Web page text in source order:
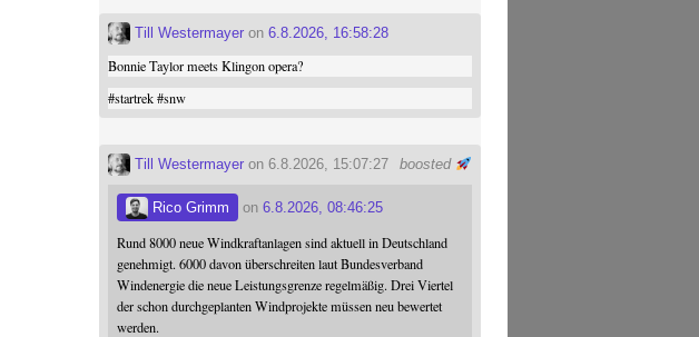
Till Westermayer on6.8.2026, 16:58:28
Bonnie Taylor meets Klingon opera?
#startrek #snw
boosted
Till Westermayer on 6.8.2026, 15:07:27
Rico Grimm on6.8.2026, 08:46:25
Rund 8000 neue Windkraftanlagen sind aktuell in Deutschland
genehmigt. 6000 davon überschreiten laut Bundesverband
Windenergie die neue Leistungsgrenze regelmäßig. Drei Viertel
der schon durchgeplanten Windprojekte müssen neu bewertet
werden.